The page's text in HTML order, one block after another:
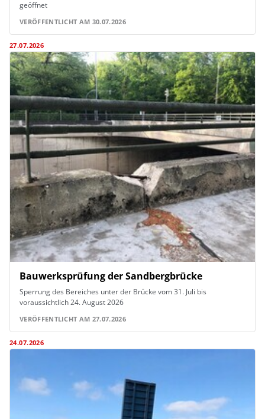
geöffnet
VERÖFFENTLICHT AM 30.07.2026
27.07.2026
Bauwerksprüfung der Sandbergbrücke
Sperrung des Bereiches unter der Brücke vom 31. Juli bis
voraussichtlich 24. August 2026
VERÖFFENTLICHT AM 27.07.2026
24.07.2026